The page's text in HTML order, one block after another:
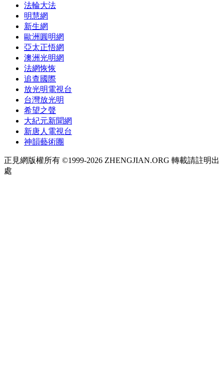
法輪大法
明慧網
新生網
歐洲圓明網
亞太正悟網
澳洲光明網
法網恢恢
追查國際
放光明電視台
台灣放光明
希望之聲
大紀元新聞網
新唐人電視台
神韻藝術團
正見網版權所有 ©1999-2026 ZHENGJIAN.ORG 轉載請註明出
處